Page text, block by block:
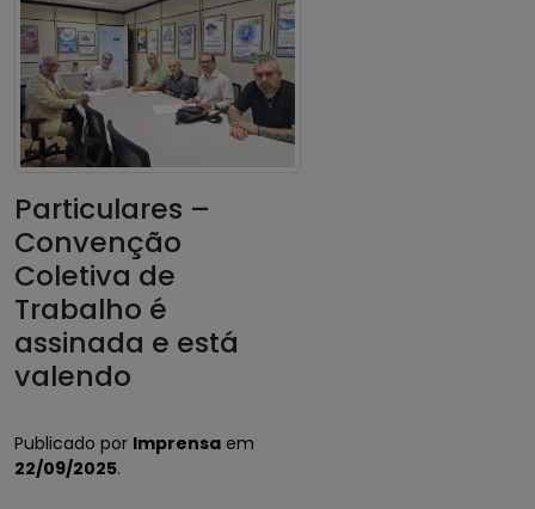
Particulares –
Convenção
Coletiva de
Trabalho é
assinada e está
valendo
Publicado por Imprensa em
22/09/2025.